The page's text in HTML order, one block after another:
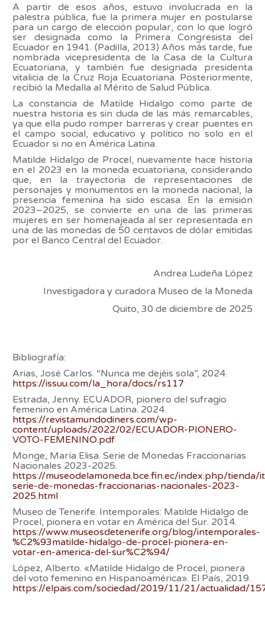
A partir de esos años, estuvo involucrada en la
palestra pública, fue la primera mujer en postularse
para un cargo de elección popular, con lo que logró
ser designada como la Primera Congresista del
Ecuador en 1941. (Padilla, 2013) Años más tarde, fue
nombrada vicepresidenta de la Casa de la Cultura
Ecuatoriana, y también fue designada presidenta
vitalicia de la Cruz Roja Ecuatoriana. Posteriormente,
recibió la Medalla al Mérito de Salud Pública.
La constancia de Matilde Hidalgo como parte de
nuestra historia es sin duda de las más remarcables,
ya que ella pudo romper barreras y crear puentes en
el campo social, educativo y político no solo en el
Ecuador si no en América Latina.
Matilde Hidalgo de Procel, nuevamente hace historia
en el 2023 en la moneda ecuatoriana, considerando
que, en la trayectoria de representaciones de
personajes y monumentos en la moneda nacional, la
presencia femenina ha sido escasa. En la emisión
2023–2025, se convierte en una de las primeras
mujeres en ser homenajeada al ser representada en
una de las monedas de 50 centavos de dólar emitidas
por el Banco Central del Ecuador.
Andrea Ludeña López
Investigadora y curadora Museo de la Moneda
Quito, 30 de diciembre de 2025
Bibliografía:
Arias, José Carlos. “Nunca me dejéis sola”, 2024.
https://issuu.com/la_hora/docs/rs117
Estrada, Jenny. ECUADOR, pionero del sufragio
femenino en América Latina. 2024.
https://revistamundodiners.com/wp-
content/uploads/2022/02/ECUADOR-PIONERO-
VOTO-FEMENINO.pdf
Monge, María Elisa. Serie de Monedas Fraccionarias
Nacionales 2023-2025.
https://museodelamoneda.bce.fin.ec/index.php/tienda/
serie-de-monedas-fraccionarias-nacionales-2023-
2025.html
Museo de Tenerife. Intemporales: Matilde Hidalgo de
Procel, pionera en votar en América del Sur. 2014.
https://www.museosdetenerife.org/blog/intemporales-
%C2%93matilde-hidalgo-de-procel-pionera-en-
votar-en-america-del-sur%C2%94/
López, Alberto. «Matilde Hidalgo de Procel, pionera
del voto femenino en Hispanoamérica». El País, 2019.
https://elpais.com/sociedad/2019/11/21/actualidad/